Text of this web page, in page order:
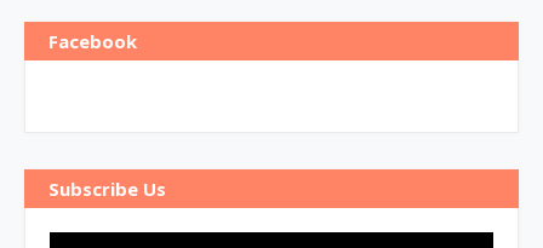
Facebook
Subscribe Us